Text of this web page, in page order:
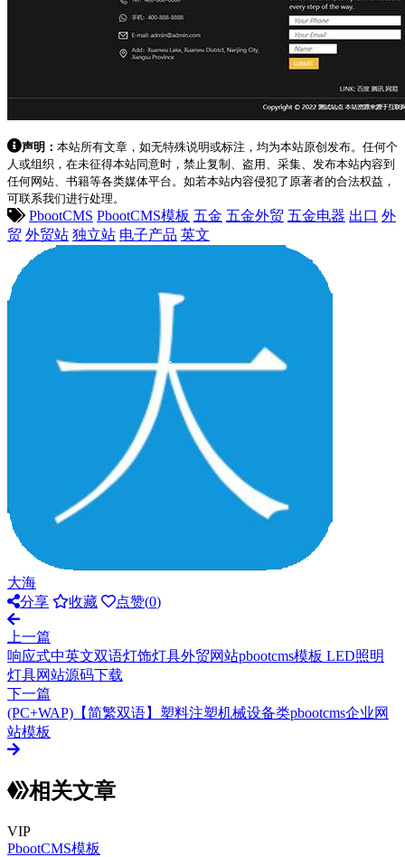
声明： 本站所有文章，如无特殊说明或标注，均为本站原创发布。任何个
人或组织，在未征得本站同意时，禁止复制、盗用、采集、发布本站内容到
任何网站、书籍等各类媒体平台。如若本站内容侵犯了原著者的合法权益，
可联系我们进行处理。
PbootCMS PbootCMS模板 五金 五金外贸 五金电器 出口 外
贸 外贸站 独立站 电子产品 英文
大海
分享
收藏 点赞(0)
上一篇
响应式中英文双语灯饰灯具外贸网站pbootcms模板 LED照明
灯具网站源码下载
下一篇
(PC+WAP)【简繁双语】塑料注塑机械设备类pbootcms企业网
站模板
相关文章
VIP
PbootCMS模板